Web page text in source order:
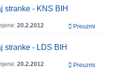
stranke - KNS BIH
20.2.2012 Preuzmi
stranke - LDS BIH
20.2.2012 Preuzmi